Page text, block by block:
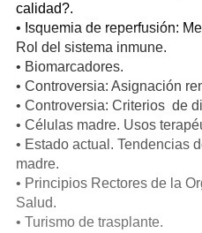
calidad?.
• Isquemia de reperfusión:
Rol del sistema inmune.
• Biomarcadores.
• Controversia: Asignación
• Controversia: Criterios de
• Células madre. Usos
• Estado actual. Tendencias
madre.
• Principios Rectores de la
Salud.
• Turismo de trasplante.